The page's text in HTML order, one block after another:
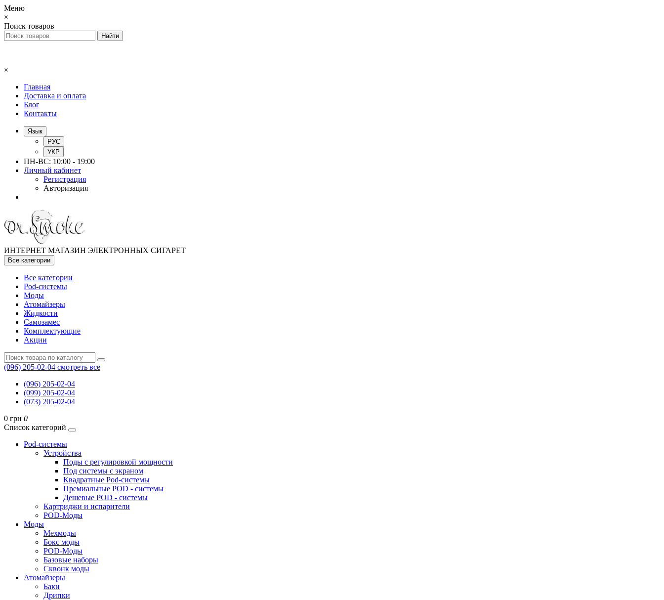
Меню
×
Поиск товаров
×
Главная
Доставка и оплата
Блог
Контакты
Язык
РУС
УКР
ПН-ВС: 10:00 - 19:00
Личный кабинет
Регистрация
Авторизация
ИНТЕРНЕТ МАГАЗИН ЭЛЕКТРОННЫХ СИГАРЕТ
Все категории
Все категории
Pod-системы
Моды
Атомайзеры
Жидкости
Самозамес
Комплектующие
Акции
(096) 205-02-04 смотреть все
(096) 205-02-04
(099) 205-02-04
(073) 205-02-04
0 грн 0
Список категорий
Pod-системы
Устройства
Поды с регулировкой мощности
Под системы с экраном
Квадратные Pod-системы
Премиальные POD - системы
Дешевые POD - системы
Картриджи и испарители
POD-Моды
Моды
Мехмоды
Бокс моды
POD-Моды
Базовые наборы
Сквонк моды
Атомайзеры
Баки
Дрипки